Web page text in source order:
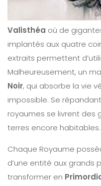
Valisthéa où de
implantés aux quatre
extraits permettent
Malheureusement, un
Noir, qui absorbe la vie
impossible. Se
royaumes se livrent des
terres encore habitables.
Chaque Royaume
d’une entité aux grands
transformer en